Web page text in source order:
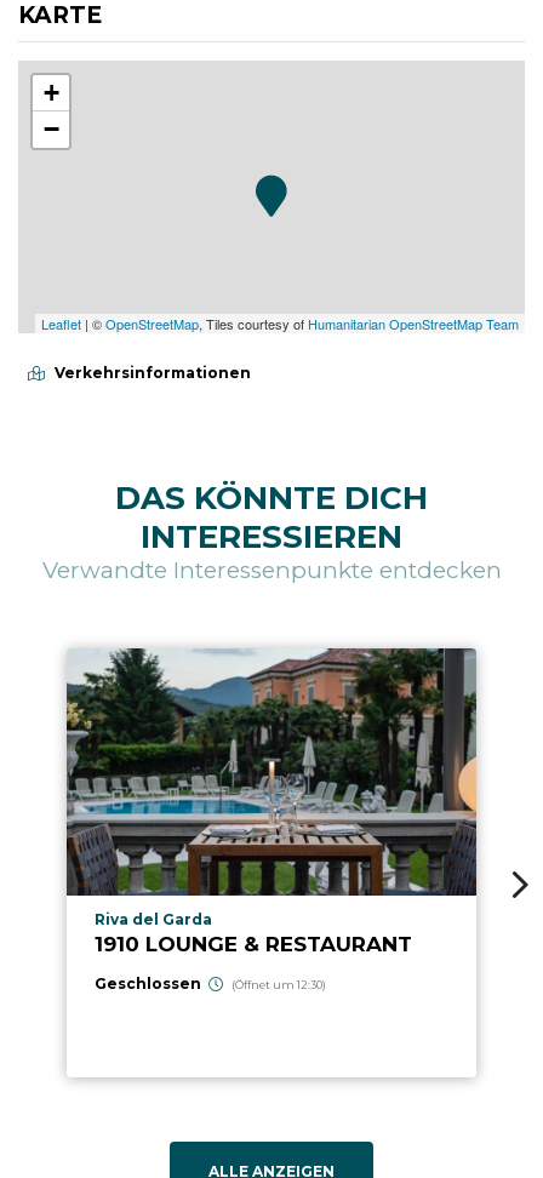
KARTE
+
−
Leaflet | ©OpenStreetMap, Tiles courtesy of Humanitarian OpenStreetMap Team
Verkehrsinformationen
DAS KÖNNTE DICH
INTERESSIEREN
Verwandte Interessenpunkte entdecken
aria.poi_location_prefix
Riva del Garda
1910 LOUNGE & RESTAURANT
Geschlossen (Öffnet um 12:30)
ALLE ANZEIGEN